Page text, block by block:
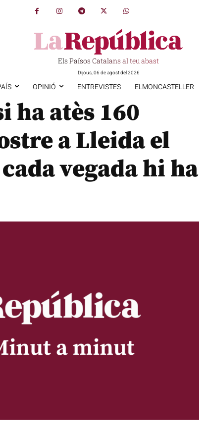
Els Països Catalans al teu abast
Dijous, 06 de agost del 2026
OPINIÓ ENTREVISTES ELMONCASTELLER
ha atès 160
a Lleida el
vegada hi ha